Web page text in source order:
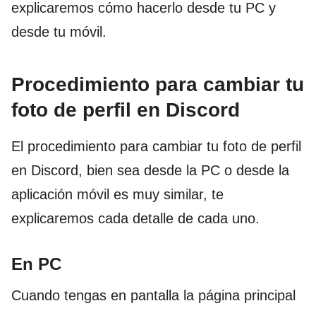
explicaremos cómo hacerlo desde tu PC y
desde tu móvil.
Procedimiento para cambiar tu
foto de perfil en Discord
El procedimiento para cambiar tu foto de perfil
en Discord, bien sea desde la PC o desde la
aplicación móvil es muy similar, te
explicaremos cada detalle de cada uno.
En PC
Cuando tengas en pantalla la página principal